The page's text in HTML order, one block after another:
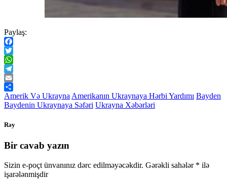
Paylaş:
Facebook
Twitter
WhatsApp
Telegram
Email
Share
Amerik Və Ukrayna Amerikanın Ukraynaya Hərbi Yardımı Bayden
Baydenin Ukraynaya Səfəri Ukrayna Xəbərləri
Rəy
Bir cavab yazın
Sizin e-poçt ünvanınız dərc edilməyəcəkdir. Gərəkli sahələr * ilə
işarələnmişdir